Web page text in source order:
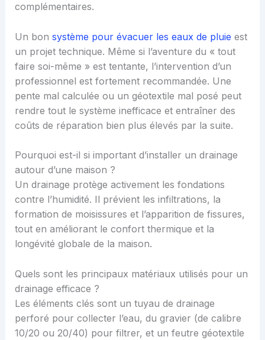
complémentaires.
Un bon système pour évacuer les eaux de pluie est
un projet technique. Même si l’aventure du « tout
faire soi-même » est tentante, l’intervention d’un
professionnel est fortement recommandée. Une
pente mal calculée ou un géotextile mal posé peut
rendre tout le système inefficace et entraîner des
coûts de réparation bien plus élevés par la suite.
Pourquoi est-il si important d’installer un drainage
autour d’une maison ?
Un drainage protège activement les fondations
contre l’humidité. Il prévient les infiltrations, la
formation de moisissures et l’apparition de fissures,
tout en améliorant le confort thermique et la
longévité globale de la maison.
Quels sont les principaux matériaux utilisés pour un
drainage efficace ?
Les éléments clés sont un tuyau de drainage
perforé pour collecter l’eau, du gravier (de calibre
10/20 ou 20/40) pour filtrer, et un feutre géotextile